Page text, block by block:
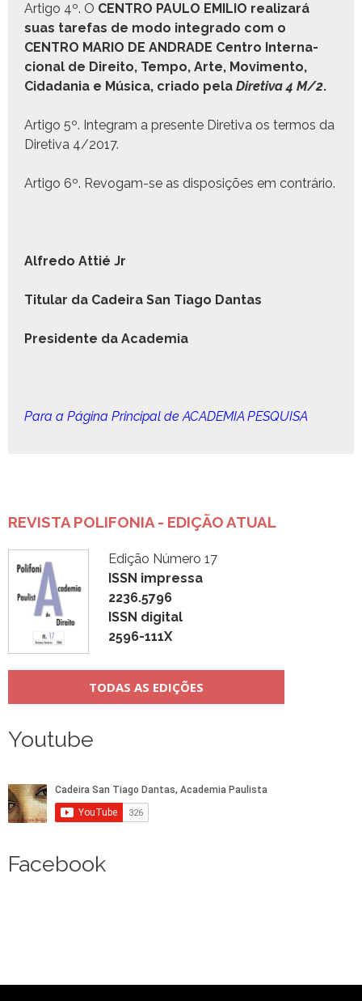
Arti­go 4º. O CENTRO PAULO EMILIO realizará
suas tare­fas de modo inte­gra­do com o
CENTRO MARIO DE ANDRADE Cen­tro Inter­na­
cional de Dire­ito, Tem­po, Arte, Movi­men­to,
Cidada­nia e Músi­ca, cri­a­do pela Dire­ti­va 4 M/2.
Arti­go 5º. Inte­gram a pre­sente Dire­ti­va os ter­mos da
Dire­ti­va 4/2017.
Arti­go 6º. Revogam-se as dis­posições em contrário.
Alfre­do Attié Jr
Tit­u­lar da Cadeira San Tia­go Dantas
Pres­i­dente da Academia
Para a Pági­na Prin­ci­pal de ACADEMIA PESQUISA
REVISTA POLIFONIA - EDIÇÃO ATUAL
Edição Número 17
ISSN impressa
2236.5796
ISSN digital
2596-111X
TODAS AS EDIÇÕES
Youtube
Facebook